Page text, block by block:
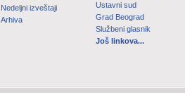
Nedeljni izveštaji
Arhiva
Ustavni sud
Grad Beograd
Službeni glasnik
Još linkova...